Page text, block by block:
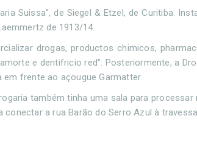
Suissa", de Siegel & Etzel, de Curitiba.
de 1913/14.
drogas, productos chimicos,
e dentifricio red". Posteriormente, a
frente ao açougue Garmatter.​​
também tinha uma sala para
a rua Barão do Serro Azul à